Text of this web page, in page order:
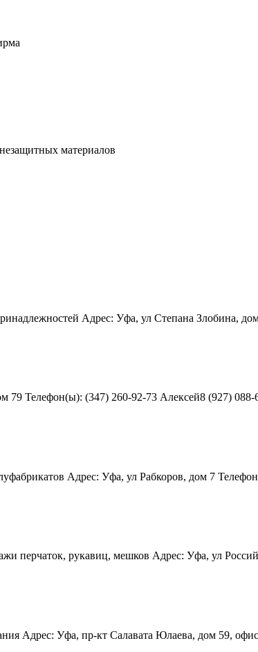
материалов
Адрес: Уфа, ул Степана Злобина,
Телефон(ы): (347) 260-92-73 Алексей8 (927)
Адрес: Уфа, ул Рабкоров, дом 7
перчаток, рукавиц, мешков Адрес: Уфа, ул
Адрес: Уфа, пр-кт Салавата Юлаева, дом 59,